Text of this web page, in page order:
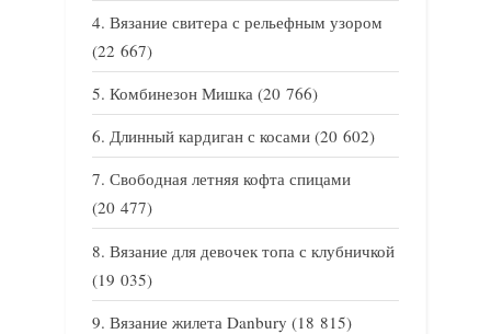
Вязание свитера с рельефным узором
(22 667)
Комбинезон Мишка (20 766)
Длинный кардиган с косами (20 602)
Свободная летняя кофта спицами
(20 477)
Вязание для девочек топа с клубничкой
(19 035)
Вязание жилета Danbury (18 815)